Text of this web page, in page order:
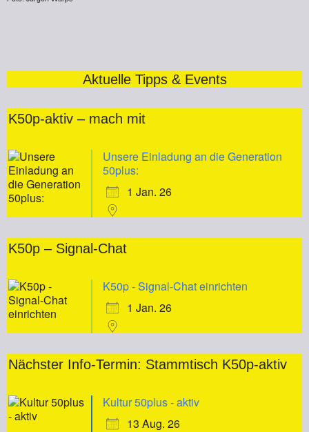
Aktuelle Tipps & Events
K50p-aktiv – mach mit
Unsere Einladung an die Generation
50plus:
1 Jan. 26
K50p – Signal-Chat
K50p - Signal-Chat einrichten
1 Jan. 26
Nächster Info-Termin: Stammtisch K50p-aktiv
Kultur 50plus - aktiv
13 Aug. 26